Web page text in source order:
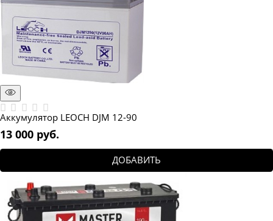
Аккумулятор LEOCH DJM 12-90
13 000 руб.
ДОБАВИТЬ